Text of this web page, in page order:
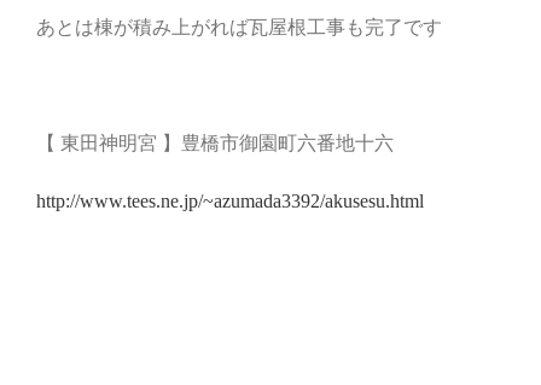
あとは棟が積み上がれば瓦屋根工事も完了です
【 東田神明宮 】豊橋市御園町六番地十六
http://www.tees.ne.jp/~azumada3392/akusesu.html